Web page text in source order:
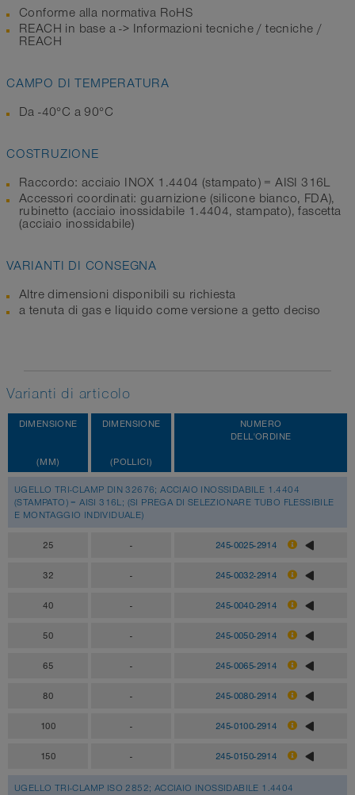
Conforme alla normativa RoHS
REACH in base a -> Informazioni tecniche / tecniche /
REACH
CAMPO DI TEMPERATURA
Da -40°C a 90°C
COSTRUZIONE
Raccordo: acciaio INOX 1.4404 (stampato) = AISI 316L
Accessori coordinati: guarnizione (silicone bianco, FDA),
rubinetto (acciaio inossidabile 1.4404, stampato), fascetta
(acciaio inossidabile)
VARIANTI DI CONSEGNA
Altre dimensioni disponibili su richiesta
a tenuta di gas e liquido come versione a getto deciso
Varianti di articolo
DIMENSIONE
(MM)
DIMENSIONE
(POLLICI)
NUMERO
DELL'ORDINE
UGELLO TRI-CLAMP DIN 32676; ACCIAIO INOSSIDABILE 1.4404
(STAMPATO) = AISI 316L; (SI PREGA DI SELEZIONARE TUBO FLESSIBILE
E MONTAGGIO INDIVIDUALE)
25 - 245-0025-2914
32 - 245-0032-2914
40 - 245-0040-2914
50 - 245-0050-2914
65 - 245-0065-2914
80 - 245-0080-2914
100 - 245-0100-2914
150 - 245-0150-2914
UGELLO TRI-CLAMP ISO 2852; ACCIAIO INOSSIDABILE 1.4404